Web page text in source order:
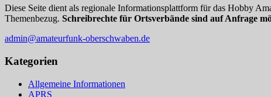
Diese Seite dient als regionale Informationsplattform für das Hobby
Themenbezug. Schreibrechte für Ortsverbände sind auf Anfrage
admin@amateurfunk-oberschwaben.de
Kategorien
Allgemeine Informationen
APRS